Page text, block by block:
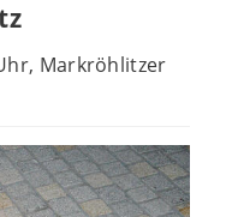
Markröhlitzer